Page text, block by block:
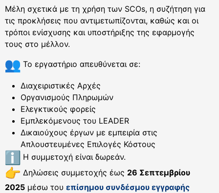
Μέλη σχετικά με τη χρήση των SCOs, η συζήτηση για
τις προκλήσεις που αντιμετωπίζονται, καθώς και οι
τρόποι ενίσχυσης και υποστήριξης της εφαρμογής
τους στο μέλλον.
Το εργαστήριο απευθύνεται σε:
Διαχειριστικές Αρχές
Οργανισμούς Πληρωμών
Ελεγκτικούς φορείς
Εμπλεκόμενους του LEADER
Δικαιούχους έργων με εμπειρία στις
Απλουστευμένες Επιλογές Κόστους
Η συμμετοχή είναι δωρεάν.
Δηλώσεις συμμετοχής έως 26 Σεπτεμβρίου
2025 μέσω του επίσημου συνδέσμου εγγραφής